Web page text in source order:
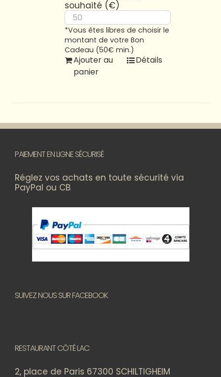
souhaité (€)
*Vous êtes libres de choisir le
montant de votre Bon
Cadeau (50€ min.)
Ajouter au
panier
Détails
PAIEMENT EN LIGNE SÉCURISÉ
Réglez vos achats en toute sécurité via
PayPal ou CB
SUIVEZ NOUS SUR FACEBOOK
RESTAURANT CÔTÉ LAC
2, place de Paris 67300 SCHILTIGHEIM